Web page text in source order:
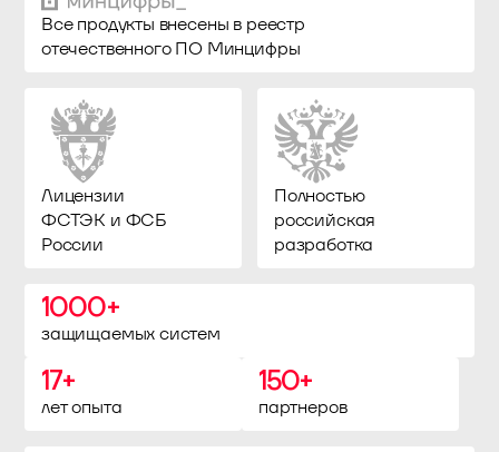
Все продукты внесены в реестр
отечественного ПО Минцифры
1000+
защищаемых систем
17+
лет опыта
150+
партнеров
Лицензии
ФСТЭК и ФСБ
России
Полностью
российская
разработка